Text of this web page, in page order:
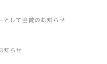
として協賛のお知らせ
知らせ